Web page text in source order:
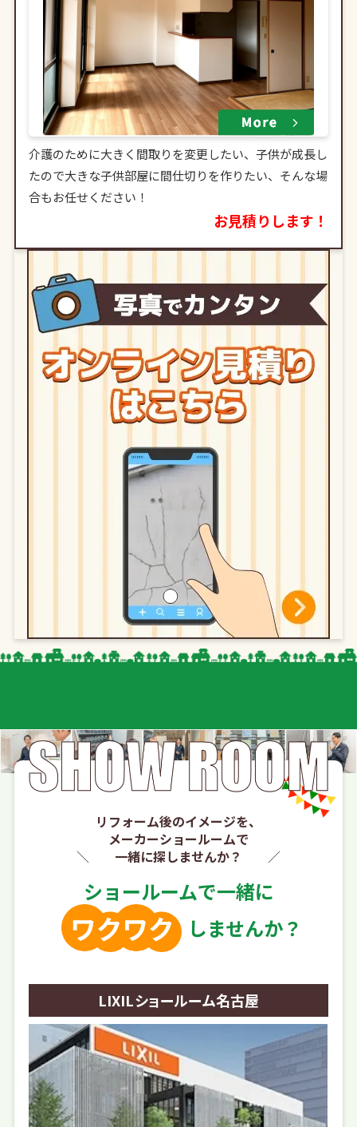
介護のために大きく間取りを変更したい、子供が成長し
たので大きな子供部屋に間仕切りを作りたい、そんな場
合もお任せください！
お見積りします！
リフォーム後のイメージを、
メーカーショールームで
一緒に探しませんか？
ショールームで一緒に
しませんか？
LIXILショールーム名古屋